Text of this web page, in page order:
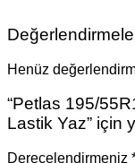
Henüz
“Petlas 195/
Lastik Yaz” için
Derecelendirmeniz